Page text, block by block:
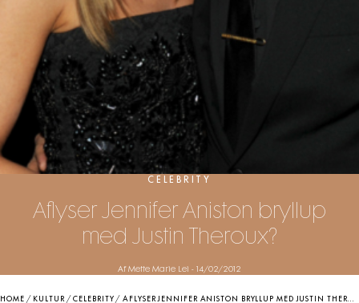
CELEBRITY
Aflyser Jennifer Aniston bryllup
med Justin Theroux?
Af Mette Marie Lei - 14/02/2012
HOME / KULTUR /CELEBRITY /AFLYSER JENNIFER ANISTON BRYLLUP MED JUSTIN THEROUX?